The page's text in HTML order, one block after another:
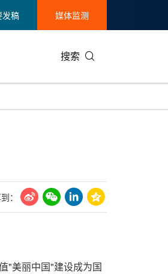
发稿 媒体监测
搜索
：
"美丽中国"建设成为国